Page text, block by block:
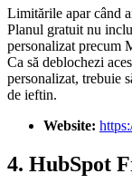
Limitările apar când
Planul gratuit nu
personalizat precum
Ca să deblochezi
personalizat, trebuie
de ieftin.
Website:
4. HubSpot